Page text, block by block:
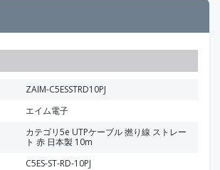
ZAIM-C5ESSTRD10PJ
エイム電子
カテゴリ5e UTPケーブル 撚り線 ストレー
ト 赤 日本製 10m
C5ES-ST-RD-10PJ